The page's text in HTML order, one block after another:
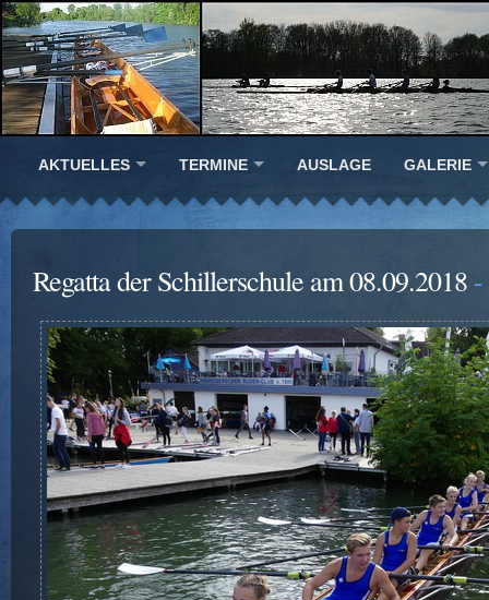
AKTUELLES TERMINE AUSLAGE GALERIE
Regatta der Schillerschule am 08.09.2018